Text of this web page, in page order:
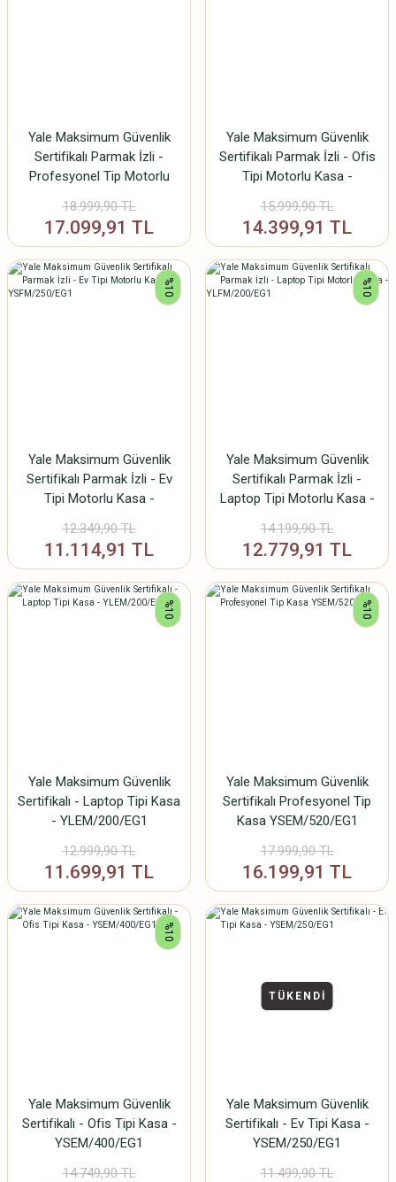
Yale Maksimum Güvenlik
Sertifikalı Parmak İzli -
Profesyonel Tip Motorlu
18.999,90 TL
17.099,91 TL
Yale Maksimum Güvenlik
Sertifikalı Parmak İzli - Ofis
Tipi Motorlu Kasa -
15.999,90 TL
14.399,91 TL
%10
Yale Maksimum Güvenlik
Sertifikalı Parmak İzli - Ev
Tipi Motorlu Kasa -
12.349,90 TL
11.114,91 TL
%10
Yale Maksimum Güvenlik
Sertifikalı Parmak İzli -
Laptop Tipi Motorlu Kasa -
14.199,90 TL
12.779,91 TL
%10
Yale Maksimum Güvenlik
Sertifikalı - Laptop Tipi Kasa
- YLEM/200/EG1
12.999,90 TL
11.699,91 TL
%10
Yale Maksimum Güvenlik
Sertifikalı Profesyonel Tip
Kasa YSEM/520/EG1
17.999,90 TL
16.199,91 TL
%10
Yale Maksimum Güvenlik
Sertifikalı - Ofis Tipi Kasa -
YSEM/400/EG1
14.749,90 TL
TÜKENDİ
Yale Maksimum Güvenlik
Sertifikalı - Ev Tipi Kasa -
YSEM/250/EG1
11.499,90 TL